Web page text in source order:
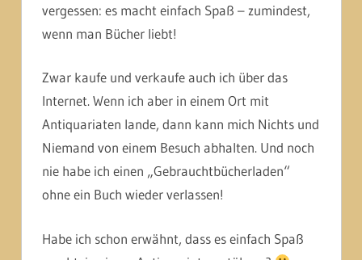
vergessen: es macht einfach Spaß – zumindest,
wenn man Bücher liebt!
Zwar kaufe und verkaufe auch ich über das
Internet. Wenn ich aber in einem Ort mit
Antiquariaten lande, dann kann mich Nichts und
Niemand von einem Besuch abhalten. Und noch
nie habe ich einen „Gebrauchtbücherladen“
ohne ein Buch wieder verlassen!
Habe ich schon erwähnt, dass es einfach Spaß